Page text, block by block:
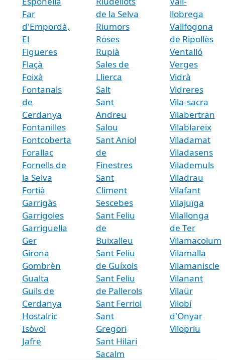
Far
d'Empordà,
El
Figueres
Flaçà
Foixà
Fontanals
de
Cerdanya
Fontanilles
Fontcoberta
Forallac
Fornells de
la Selva
Fortià
Garrigàs
Garrigoles
Garriguella
Ger
Girona
Gombrèn
Gualta
Guils de
Cerdanya
Hostalric
Isòvol
Jafre
de la Selva
Riumors
Roses
Rupià
Sales de
Llierca
Salt
Sant
Andreu
Salou
Sant Aniol
de
Finestres
Sant
Climent
Sescebes
Sant Feliu
de
Buixalleu
Sant Feliu
de Guíxols
Sant Feliu
de Pallerols
Sant Ferriol
Sant
Gregori
Sant Hilari
Sacalm
llobrega
Vallfogona
de Ripollès
Ventalló
Verges
Vidrà
Vidreres
Vila-sacra
Vilabertran
Vilablareix
Viladamat
Viladasens
Vilademuls
Viladrau
Vilafant
Vilajuïga
Vilallonga
de Ter
Vilamacolum
Vilamalla
Vilamaniscle
Vilanant
Vilaür
Vilobí
d'Onyar
Vilopriu